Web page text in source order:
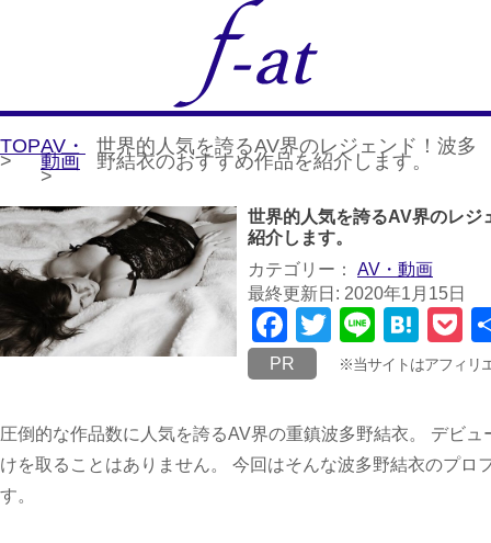
TOP
>
AV・
動画
>
世界的人気を誇るAV界のレジェンド！波多
野結衣のおすすめ作品を紹介します。
世界的人気を誇るAV界のレジ
紹介します。
カテゴリー： AV・動画
最終更新日: 2020年1月15日
Facebook
Twitter
Line
PR ※当サイトはアフィリ
圧倒的な作品数に人気を誇るAV界の重鎮波多野結衣。 デビ
けを取ることはありません。 今回はそんな波多野結衣のプロ
す。